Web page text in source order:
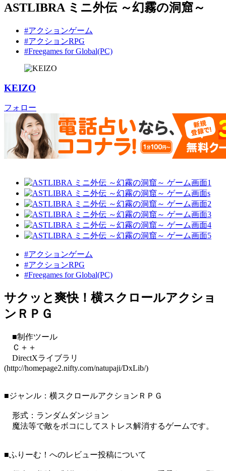
ASTLIBRA ミニ外伝 ～幻霧の洞窟～
#アクションゲーム
#アクションRPG
#Freegames for Global(PC)
KEIZO
フォロー
#アクションゲーム
#アクションRPG
#Freegames for Global(PC)
サクッと爽快！横スクロールアクショ
ンＲＰＧ
■制作ツール
Ｃ＋＋
DirectXライブラリ
(http://homepage2.nifty.com/natupaji/DxLib/)
■ジャンル：横スクロールアクションＲＰＧ
形式：ランダムダンジョン
魔法等で敵をボコにしてストレス解消するゲームです。
■ふりーむ！へのレビュー投稿について